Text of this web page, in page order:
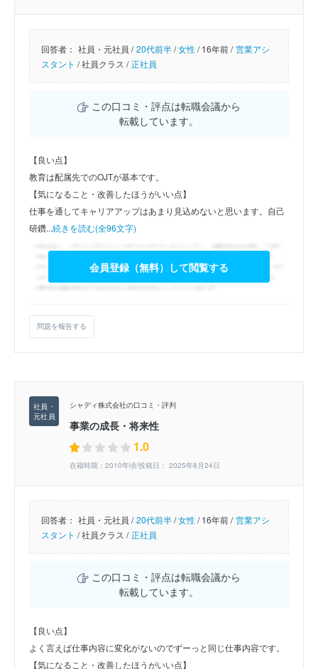
回答者： 社員・元社員 / 20代前半/女性/16年前 / 営業アシ
スタント /社員クラス / 正社員
この口コミ・評点は転職会議から
転載しています。
【良い点】
教育は配属先でのOJTが基本です。
【気になること・改善したほうがいい点】
仕事を通してキャリアアップはあまり見込めないと思います。自己
研鑽...続きを読む(全96文字)
会員登録（無料）して閲覧する
問題を報告する
シャディ株式会社の口コミ・評判
事業の成長・将来性
1.0
在籍時期：2010年頃/投稿日： 2025年8月24日
回答者： 社員・元社員 / 20代前半/女性/16年前 / 営業アシ
スタント /社員クラス / 正社員
この口コミ・評点は転職会議から
転載しています。
【良い点】
よく言えば仕事内容に変化がないのでずーっと同じ仕事内容です。
【気になること・改善したほうがいい点】